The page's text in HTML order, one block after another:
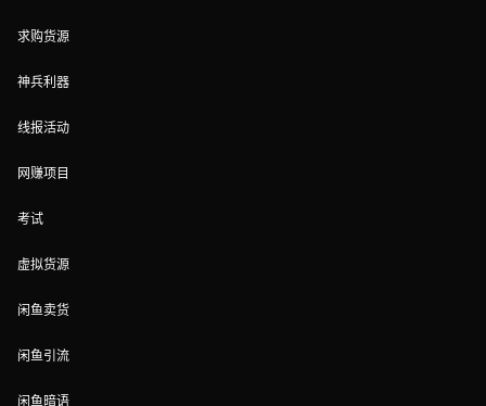
求购货源
神兵利器
线报活动
网赚项目
考试
虚拟货源
闲鱼卖货
闲鱼引流
闲鱼暗语